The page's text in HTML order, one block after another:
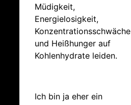
Müdigkeit,
Energielosigkeit,
Konzentrationsschwäche
und Heißhunger auf
Kohlenhydrate leiden.
Ich bin ja eher ein